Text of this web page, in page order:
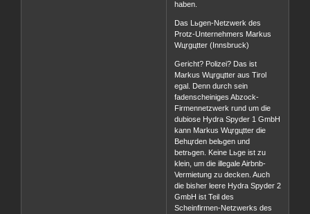
haben.
Das Lьgen-Netzwerk des
Protz-Unternehmers Markus
Wцrgцtter (Innsbruck)
Gericht? Polizei? Das ist
Markus Wцrgцtter aus Tirol
egal. Denn durch sein
fadenscheiniges Abzock-
Firmennetzwerk rund um die
dubiose Hydra Spyder 1 GmbH
kann Markus Wцrgцtter die
Behцrden belьgen und
betrьgen. Keine Lьge ist zu
klein, um die illegale Airbnb-
Vermietung zu decken. Auch
die bisher leere Hydra Spyder 2
GmbH ist Teil des
Scheinfirmen-Netzwerks des